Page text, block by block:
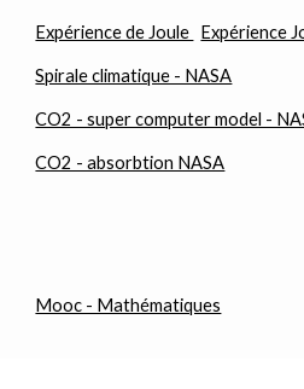
Expérience de Joule Expérience
Spirale climatique - NASA
CO2 - super computer model -
CO2 - absorbtion NASA
Mooc - Mathématiques